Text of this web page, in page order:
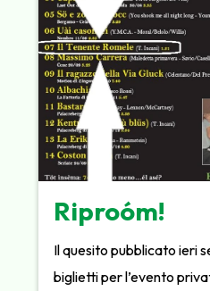
Riproóm!
Il quesito pubblicato ieri
biglietti per l’evento